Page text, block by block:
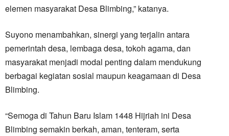
elemen masyarakat Desa Blimbing,” katanya.
Suyono menambahkan, sinergi yang terjalin antara
pemerintah desa, lembaga desa, tokoh agama, dan
masyarakat menjadi modal penting dalam mendukung
berbagai kegiatan sosial maupun keagamaan di Desa
Blimbing.
“Semoga di Tahun Baru Islam 1448 Hijriah ini Desa
Blimbing semakin berkah, aman, tenteram, serta